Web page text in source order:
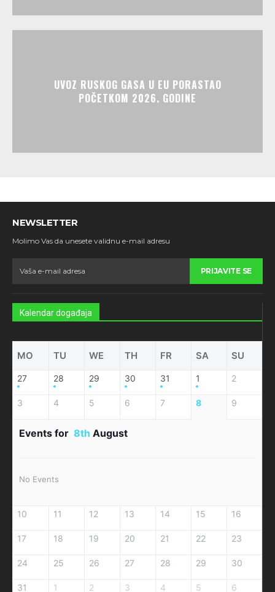
UVOZ RUSKOG GASA U EU PORASTAO
POČETKOM 2026. GODINE
NEWSLETTER
Molimo Vas da unesete validnu e-mail adresu
PRIJAVITE SE
Kalendar događaja
MO TU WE TH FR SA SU
27 28 29 30 31 1 2
3 4 5 6 7 8 9
Events for 8th August
No Events
10 11 12 13 14 15 16
17 18 19 20 21 22 23
24 25 26 27 28 29 30
31 1 2 3 4 5 6